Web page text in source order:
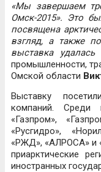
«Мы завершаем
Омск-2015». Это
посвящена
взгляд, а также
выставка удалась
промышленности,
Омской области
Выставку
компаний. Среди
«Газпром»,
«Русгидро»,
«РЖД», «АЛРОСА» и
приарктические
иностранных